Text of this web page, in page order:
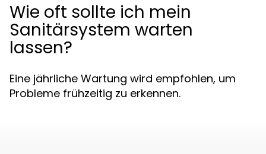
Wie oft sollte ich mein
Sanitärsystem warten
lassen?
Eine jährliche Wartung wird empfohlen, um
Probleme frühzeitig zu erkennen.